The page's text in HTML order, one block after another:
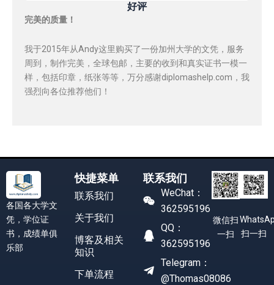
好评
完美的质量！
我于2015年从Andy这里购买了一份加州大学的文凭，服务
周到，制作完美，全球包邮，主要的收到和真实证书一模一
样，包括印章，纸张等等，万分感谢diplomashelp.com，我
强烈向各位推荐他们！
各国各大学文
凭，学位证
书，成绩单俱
乐部
快捷菜单
联系我们
关于我们
博客及相关
知识
下单流程
联系我们
WeChat：
362595196
QQ：
362595196
Telegram：
@Thomas08086
微信扫
一扫
扫一扫